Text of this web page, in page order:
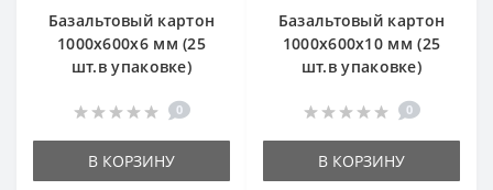
Базальтовый картон
1000х600х6 мм (25
шт.в упаковке)
0
В КОРЗИНУ
Базальтовый картон
1000х600х10 мм (25
шт.в упаковке)
0
В КОРЗИНУ